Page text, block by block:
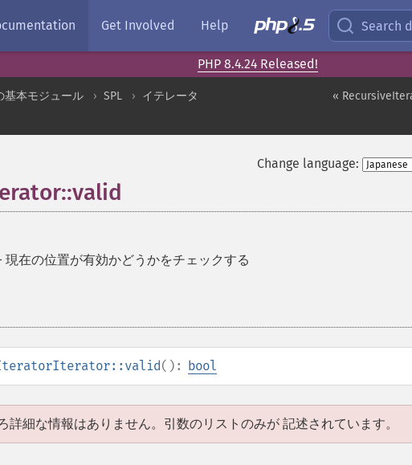
Get Involved Help Search
PHP 8.4.24 Released!
«
基本モジュール SPL
イテレータ
Change language:
現在の位置が有効かどうかをチェックする
(): bool
詳細な情報はありません。引数のリストのみが 記述されています。